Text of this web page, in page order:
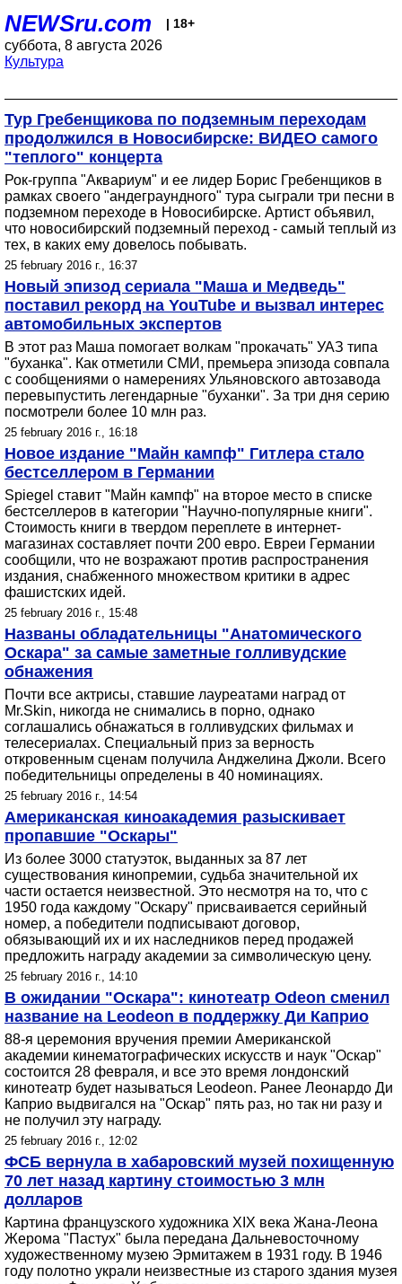
NEWSru.com | 18+
суббота, 8 августа 2026
Культура
Тур Гребенщикова по подземным переходам
продолжился в Новосибирске: ВИДЕО самого
"теплого" концерта
Рок-группа "Аквариум" и ее лидер Борис Гребенщиков в
рамках своего "андеграундного" тура сыграли три песни в
подземном переходе в Новосибирске. Артист объявил,
что новосибирский подземный переход - самый теплый из
тех, в каких ему довелось побывать.
25 february 2016 г., 16:37
Новый эпизод сериала "Маша и Медведь"
поставил рекорд на YouTube и вызвал интерес
автомобильных экспертов
В этот раз Маша помогает волкам "прокачать" УАЗ типа
"буханка". Как отметили СМИ, премьера эпизода совпала
с сообщениями о намерениях Ульяновского автозавода
перевыпустить легендарные "буханки". За три дня серию
посмотрели более 10 млн раз.
25 february 2016 г., 16:18
Новое издание "Майн кампф" Гитлера стало
бестселлером в Германии
Spiegel ставит "Майн кампф" на второе место в списке
бестселлеров в категории "Научно-популярные книги".
Стоимость книги в твердом переплете в интернет-
магазинах составляет почти 200 евро. Евреи Германии
сообщили, что не возражают против распространения
издания, снабженного множеством критики в адрес
фашистских идей.
25 february 2016 г., 15:48
Названы обладательницы "Анатомического
Оскара" за самые заметные голливудские
обнажения
Почти все актрисы, ставшие лауреатами наград от
Mr.Skin, никогда не снимались в порно, однако
соглашались обнажаться в голливудских фильмах и
телесериалах. Специальный приз за верность
откровенным сценам получила Анджелина Джоли. Всего
победительницы определены в 40 номинациях.
25 february 2016 г., 14:54
Американская киноакадемия разыскивает
пропавшие "Оскары"
Из более 3000 статуэток, выданных за 87 лет
существования кинопремии, судьба значительной их
части остается неизвестной. Это несмотря на то, что с
1950 года каждому "Оскару" присваивается серийный
номер, а победители подписывают договор,
обязывающий их и их наследников перед продажей
предложить награду академии за символическую цену.
25 february 2016 г., 14:10
В ожидании "Оскара": кинотеатр Odeon сменил
название на Leodeon в поддержку Ди Каприо
88-я церемония вручения премии Американской
академии кинематографических искусств и наук "Оскар"
состоится 28 февраля, и все это время лондонский
кинотеатр будет называться Leodeon. Ранее Леонардо Ди
Каприо выдвигался на "Оскар" пять раз, но так ни разу и
не получил эту награду.
25 february 2016 г., 12:02
ФСБ вернула в хабаровский музей похищенную
70 лет назад картину стоимостью 3 млн
долларов
Картина французского художника XIX века Жана-Леона
Жерома "Пастух" была передана Дальневосточному
художественному музею Эрмитажем в 1931 году. В 1946
году полотно украли неизвестные из старого здания музея